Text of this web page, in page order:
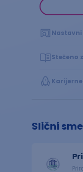
Stečeno
Slični